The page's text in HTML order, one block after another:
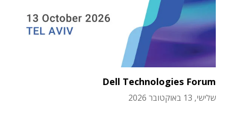
Dell Technologies Forum
שלישי, 13 באוקטובר 2026